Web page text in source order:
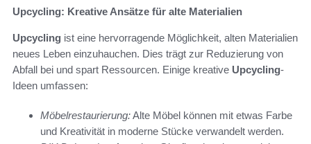
Upcycling: Kreative Ansätze für alte Materialien
Upcycling ist eine hervorragende Möglichkeit, alten Materialien
neues Leben einzuhauchen. Dies trägt zur Reduzierung von
Abfall bei und spart Ressourcen. Einige kreative Upcycling-
Ideen umfassen:
Möbelrestaurierung:Alte Möbel können mit etwas Farbe
und Kreativität in moderne Stücke verwandelt werden.